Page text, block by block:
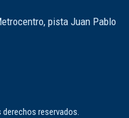
pista Juan Pablo
reservados.